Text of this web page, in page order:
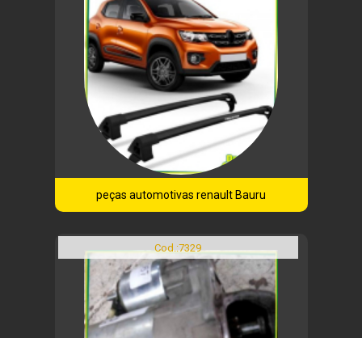
peças automotivas renault Bauru
Cod.:7329